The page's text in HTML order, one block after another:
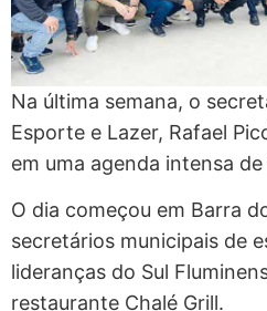
Na última semana, o
Esporte e Lazer, Rafael
em uma agenda intensa
O dia começou em Barra
secretários municipais de
lideranças do Sul
restaurante Chalé Grill.